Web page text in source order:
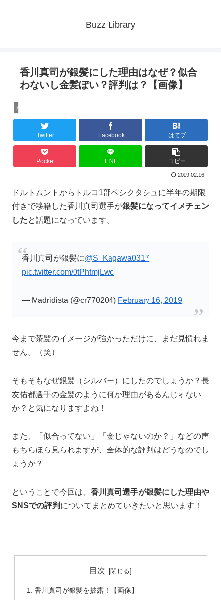
Buzz Library
香川真司が銀髪にした理由はなぜ？似合
わないし金髪ぽい？評判は？【画像】
未分類
Twitter Facebook はてブ
Pocket LINE コピー
2019.02.16
ドルトムントからトルコ1部ベシクタシュに半年の期限
付きで移籍した香川真司選手が銀髪になってイメチェン
したと話題になっています。
香川真司が銀髪に@S_Kagawa0317
pic.twitter.com/0tPhtmjLwc
— Madridista (@cr770204) February 16, 2019
今まで茶髪のイメージが強かっただけに、まだ見慣れま
せん。（笑）
そもそもなぜ銀髪（シルバー）にしたのでしょうか？長
友佑都選手の金髪のように何か理由があるんじゃない
か？と気になりますよね！
また、「似合ってない」「金じゃないのか？」などの声
もちらほら見られますが、全体的な評判はどうなのでし
ょうか？
ということで今回は、 香川真司選手が銀髪にした理由や
SNSでの評判 についてまとめていきたいと思います！
目次
香川真司が銀髪を披露！【画像】